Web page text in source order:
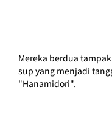
Mereka berdua
sup yang menjadi
"Hanamidori".